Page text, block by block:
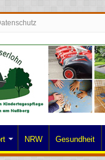
NRW Gesundheit